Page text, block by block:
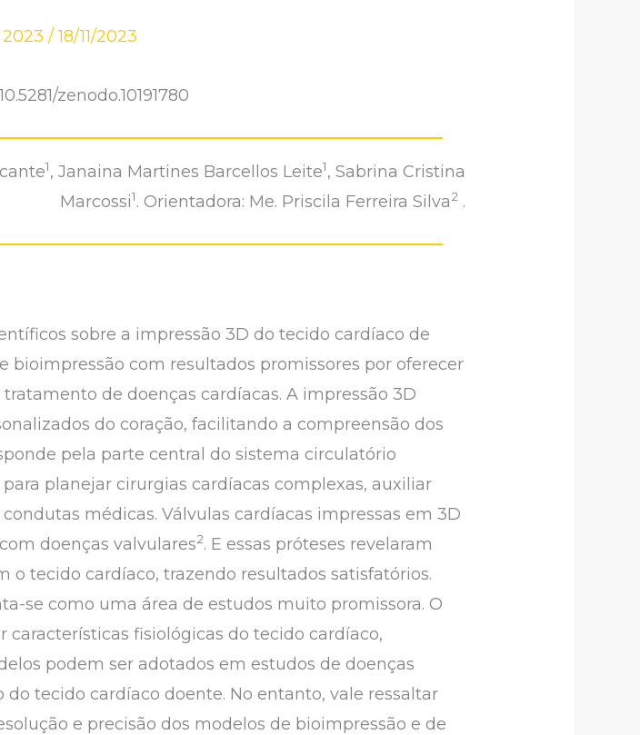
/18/11/2023
zenodo.10191780
1, Janaina Martines Barcellos Leite1, Sabrina Cristina
Marcossi1. Orientadora: Me. Priscila Ferreira Silva2.
sobre a impressão 3D do tecido cardíaco de
bioimpressão com resultados promissores por oferecer
de doenças cardíacas. A impressão 3D
do coração, facilitando a compreensão dos
pela parte central do sistema circulatório
planejar cirurgias cardíacas complexas, auxiliar
médicas. Válvulas cardíacas impressas em 3D
doenças valvulares2. E essas próteses revelaram
tecido cardíaco, trazendo resultados satisfatórios.
se como uma área de estudos muito promissora. O
fisiológicas do tecido cardíaco,
podem ser adotados em estudos de doenças
tecido cardíaco doente. No entanto, vale ressaltar
e precisão dos modelos de bioimpressão e de